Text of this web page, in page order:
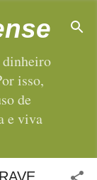
isso,
de
e viva